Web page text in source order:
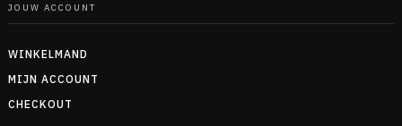
JOUW ACCOUNT
WINKELMAND
MIJN ACCOUNT
CHECKOUT